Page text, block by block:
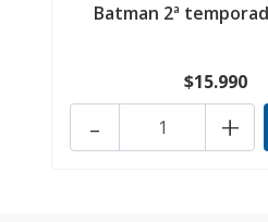
Batman 2ª
$15.990
+
-